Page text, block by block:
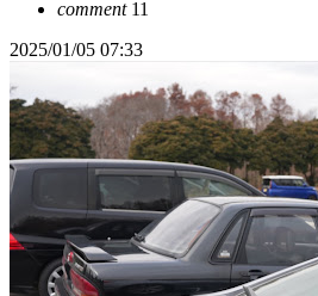
comment11
2025/01/05 07:33